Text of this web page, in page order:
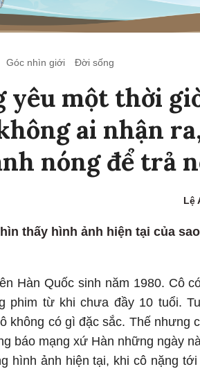
Góc nhìn giới Đời sống
yêu một thời
ai nhận
nóng để trả
Lệ
thấy hình ảnh hiện tại của
Hàn Quốc sinh năm 1980. Cô
phim từ khi chưa đầy 10 tuổi.
không có gì đặc sắc. Thế nhưng
báo mạng xứ Hàn những ngày
hình ảnh hiện tại, khi cô nặng